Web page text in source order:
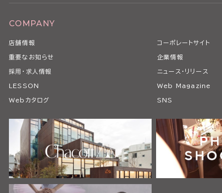
COMPANY
店舗情報 コーポレートサイト
重要なお知らせ 企業情報
採用・求人情報 ニュース・リリース
LESSON Web Magazine
Webカタログ SNS